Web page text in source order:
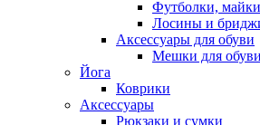
Футболки,
Лосины и
Аксессуары для обуви
Мешки для обуви
Йога
Коврики
Аксессуары
Рюкзаки и сумки